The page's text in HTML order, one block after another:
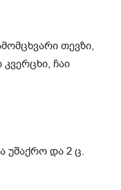
თევზი,
ჩაი
უშაქრო და 2 ც.